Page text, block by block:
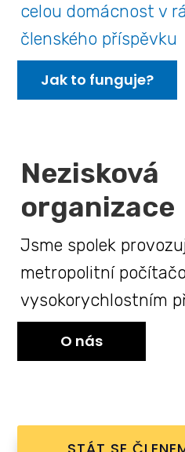
celou domácnost v
členského příspěvku
Jak to funguje?
Nezisková
organizace
Jsme spolek
metropolitní
vysokorychlostním
O nás